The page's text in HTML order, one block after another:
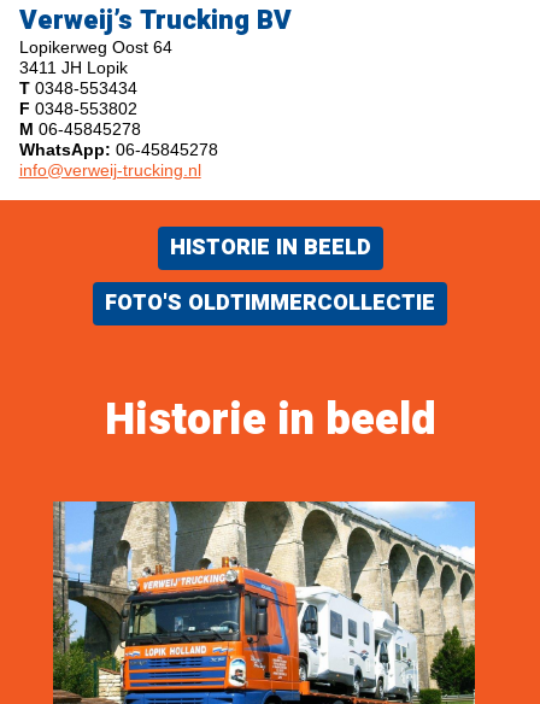
Verweij’s Trucking BV
Lopikerweg Oost 64
3411 JH Lopik
T0348-553434
F 0348-553802
M 06-45845278
WhatsApp: 06-45845278
info@verweij-trucking.nl
HISTORIE IN BEELD
FOTO'S OLDTIMMERCOLLECTIE
Historie in beeld